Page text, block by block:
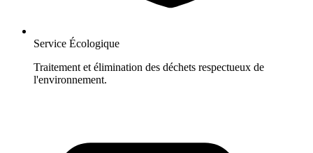
Service Écologique
Traitement et élimination des déchets respectueux de
l'environnement.